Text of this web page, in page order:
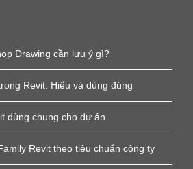
Drawing cần lưu ý gì?
Revit: Hiểu và dùng đúng
dùng chung cho dự án
Revit theo tiêu chuẩn công ty